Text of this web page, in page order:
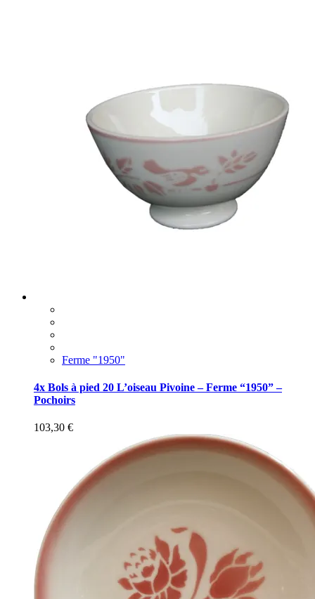
Ferme "1950"
4x Bols à pied 20 L’oiseau Pivoine – Ferme “1950” –
Pochoirs
103,30 €